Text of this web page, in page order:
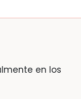
en los